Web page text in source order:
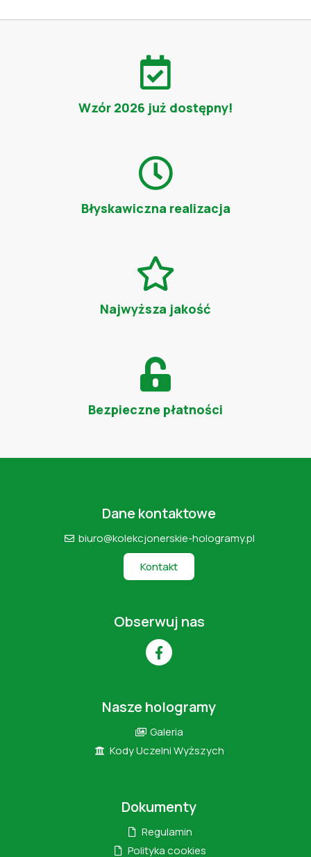
Wzór 2026 już dostępny!
Błyskawiczna realizacja
Najwyższa jakość
Bezpieczne płatności
Dane kontaktowe
biuro@kolekcjonerskie-hologramy.pl
Kontakt
Obserwuj nas
Nasze hologramy
Galeria
Kody Uczelni Wyższych
Dokumenty
Regulamin
Polityka cookies